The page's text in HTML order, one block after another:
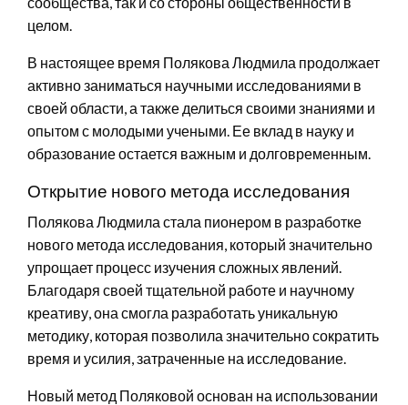
целом.
В настоящее время Полякова Людмила продолжает
активно заниматься научными исследованиями в
своей области, а также делиться своими знаниями и
опытом с молодыми учеными. Ее вклад в науку и
образование остается важным и долговременным.
Открытие нового метода исследования
Полякова Людмила стала пионером в разработке
нового метода исследования, который значительно
упрощает процесс изучения сложных явлений.
Благодаря своей тщательной работе и научному
креативу, она смогла разработать уникальную
методику, которая позволила значительно сократить
время и усилия, затраченные на исследование.
Новый метод Поляковой основан на использовании